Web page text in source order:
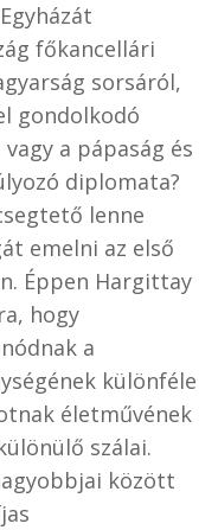
főkancellári
sorsáról,
gondolkodó
a pápaság és
diplomata?
lenne
emelni az első
Éppen Hargittay
hogy
a
különféle
életművének
szálai.
között